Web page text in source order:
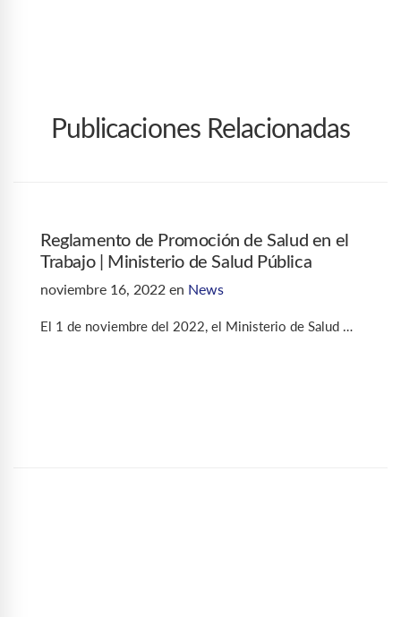
Publicaciones Relacionadas
Reglamento de Promoción de Salud en el
Trabajo | Ministerio de Salud Pública
noviembre 16, 2022 en News
El 1 de noviembre del 2022, el Ministerio de Salud …